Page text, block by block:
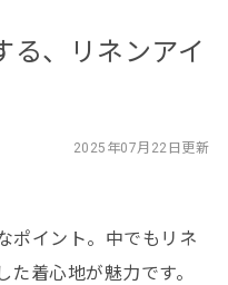
る、リネンアイ
2025年07月22日更新
ポイント。中でもリネ
着心地が魅力です。